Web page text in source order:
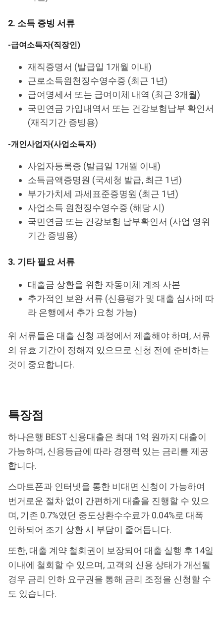
2. 소득 증빙 서류
-급여소득자(직장인)
재직증명서 (발급일 1개월 이내)
근로소득원천징수영수증 (최근 1년)
급여명세서 또는 급여이체 내역 (최근 3개월)
국민연금 가입내역서 또는 건강보험납부 확인서
(재직기간 증빙용)
-개인사업자(사업소득자)
사업자등록증 (발급일 1개월 이내)
소득금액증명원 (국세청 발급, 최근 1년)
부가가치세 과세표준증명원 (최근 1년)
사업소득 원천징수영수증 (해당 시)
국민연금 또는 건강보험 납부확인서 (사업 영위
기간 증빙용)
3. 기타 필요 서류
대출금 상환을 위한 자동이체 계좌 사본
추가적인 보완 서류 (신용평가 및 대출 심사에 따
라 은행에서 추가 요청 가능)
위 서류들은 대출 신청 과정에서 제출해야 하며, 서류
의 유효 기간이 정해져 있으므로 신청 전에 준비하는
것이 중요합니다.
특장점
하나은행 BEST 신용대출은 최대 1억 원까지 대출이
가능하며, 신용등급에 따라 경쟁력 있는 금리를 제공
합니다.
스마트폰과 인터넷을 통한 비대면 신청이 가능하여
번거로운 절차 없이 간편하게 대출을 진행할 수 있으
며, 기존 0.7%였던 중도상환수수료가 0.04%로 대폭
인하되어 조기 상환 시 부담이 줄어듭니다.
또한, 대출 계약 철회권이 보장되어 대출 실행 후 14일
이내에 철회할 수 있으며, 고객의 신용 상태가 개선될
경우 금리 인하 요구권을 통해 금리 조정을 신청할 수
도 있습니다.